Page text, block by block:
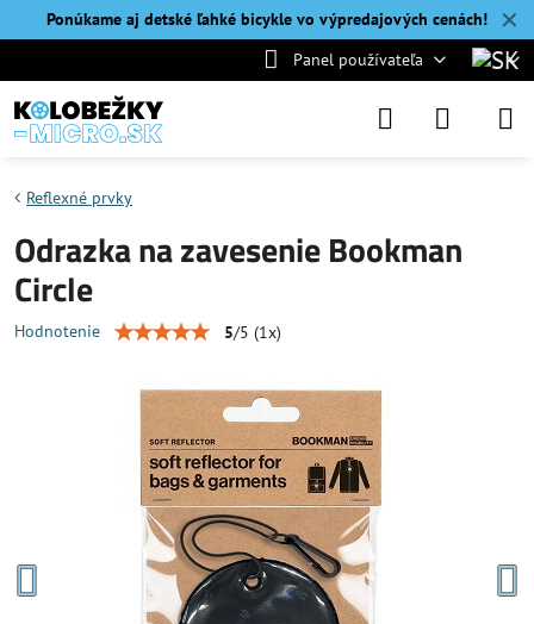
✕
Ponúkame aj detské ľahké bicykle vo výpredajových cenách!
Panel používateľa
Reflexné prvky
Odrazka na zavesenie Bookman
Circle
Hodnotenie 5/5 (1x)